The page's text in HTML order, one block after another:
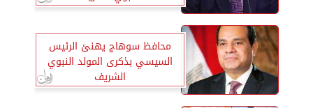
محافظ سوهاج يهنئ الرئيس
السيسي بذكرى المولد النبوي
الشريف